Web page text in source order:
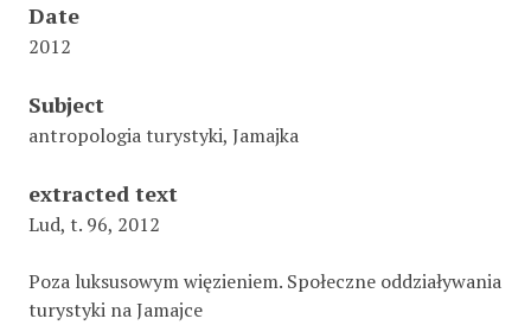
Date
2012
Subject
antropologia turystyki, Jamajka
extracted text
Lud, t. 96, 2012
Poza luksusowym więzieniem. Społeczne oddziaływania
turystyki na Jamajce